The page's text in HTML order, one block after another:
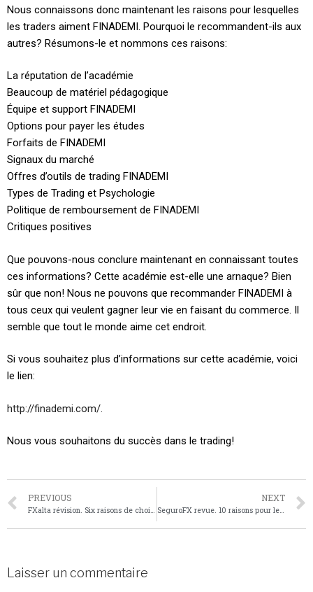
Nous connaissons donc maintenant les raisons pour lesquelles
les traders aiment FINADEMI. Pourquoi le recommandent-ils aux
autres? Résumons-le et nommons ces raisons:
La réputation de l’académie
Beaucoup de matériel pédagogique
Équipe et support FINADEMI
Options pour payer les études
Forfaits de FINADEMI
Signaux du marché
Offres d’outils de trading FINADEMI
Types de Trading et Psychologie
Politique de remboursement de FINADEMI
Critiques positives
Que pouvons-nous conclure maintenant en connaissant toutes
ces informations? Cette académie est-elle une arnaque? Bien
sûr que non! Nous ne pouvons que recommander FINADEMI à
tous ceux qui veulent gagner leur vie en faisant du commerce. Il
semble que tout le monde aime cet endroit.
Si vous souhaitez plus d’informations sur cette académie, voici
le lien:
http://finademi.com/.
Nous vous souhaitons du succès dans le trading!
PREVIOUS
FXalta révision. Six raisons de choisir ce courtier plutôt que ses concurrents
NEXT
SeguroFX revue. 10 raisons pour lesquelles les traders disent que c’est un excellent courtier
Laisser un commentaire